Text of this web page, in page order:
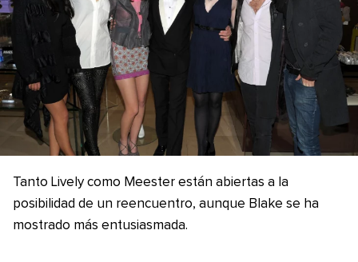
Tanto Lively como Meester están abiertas a la
posibilidad de un reencuentro, aunque Blake se ha
mostrado más entusiasmada.